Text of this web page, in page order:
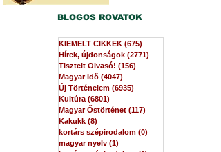
BLOGOS ROVATOK
KIEMELT CIKKEK (675)
Hírek, újdonságok (2771)
Tisztelt Olvasó! (156)
Magyar Idő (4047)
Új Történelem (6935)
Kultúra (6801)
Magyar Őstörténet (117)
Kakukk (8)
kortárs szépirodalom (0)
magyar nyelv (1)